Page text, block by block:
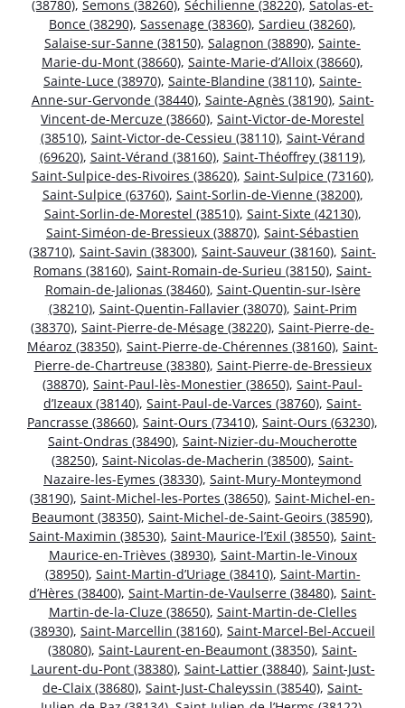
(38780), Semons (38260), Séchilienne (38220), Satolas-et-
Bonce (38290), Sassenage (38360), Sardieu (38260),
Salaise-sur-Sanne (38150), Salagnon (38890), Sainte-
Marie-du-Mont (38660), Sainte-Marie-d’Alloix (38660),
Sainte-Luce (38970), Sainte-Blandine (38110), Sainte-
Anne-sur-Gervonde (38440), Sainte-Agnès (38190), Saint-
Vincent-de-Mercuze (38660), Saint-Victor-de-Morestel
(38510), Saint-Victor-de-Cessieu (38110), Saint-Vérand
(69620), Saint-Vérand (38160), Saint-Théoffrey (38119),
Saint-Sulpice-des-Rivoires (38620), Saint-Sulpice (73160),
Saint-Sulpice (63760), Saint-Sorlin-de-Vienne (38200),
Saint-Sorlin-de-Morestel (38510), Saint-Sixte (42130),
Saint-Siméon-de-Bressieux (38870), Saint-Sébastien
(38710), Saint-Savin (38300), Saint-Sauveur (38160), Saint-
Romans (38160), Saint-Romain-de-Surieu (38150), Saint-
Romain-de-Jalionas (38460), Saint-Quentin-sur-Isère
(38210), Saint-Quentin-Fallavier (38070), Saint-Prim
(38370), Saint-Pierre-de-Mésage (38220), Saint-Pierre-de-
Méaroz (38350), Saint-Pierre-de-Chérennes (38160), Saint-
Pierre-de-Chartreuse (38380), Saint-Pierre-de-Bressieux
(38870), Saint-Paul-lès-Monestier (38650), Saint-Paul-
d’Izeaux (38140), Saint-Paul-de-Varces (38760), Saint-
Pancrasse (38660), Saint-Ours (73410), Saint-Ours (63230),
Saint-Ondras (38490), Saint-Nizier-du-Moucherotte
(38250), Saint-Nicolas-de-Macherin (38500), Saint-
Nazaire-les-Eymes (38330), Saint-Mury-Monteymond
(38190), Saint-Michel-les-Portes (38650), Saint-Michel-en-
Beaumont (38350), Saint-Michel-de-Saint-Geoirs (38590),
Saint-Maximin (38530), Saint-Maurice-l’Exil (38550), Saint-
Maurice-en-Trièves (38930), Saint-Martin-le-Vinoux
(38950), Saint-Martin-d’Uriage (38410), Saint-Martin-
d’Hères (38400), Saint-Martin-de-Vaulserre (38480), Saint-
Martin-de-la-Cluze (38650), Saint-Martin-de-Clelles
(38930), Saint-Marcellin (38160), Saint-Marcel-Bel-Accueil
(38080), Saint-Laurent-en-Beaumont (38350), Saint-
Laurent-du-Pont (38380), Saint-Lattier (38840), Saint-Just-
de-Claix (38680), Saint-Just-Chaleyssin (38540), Saint-